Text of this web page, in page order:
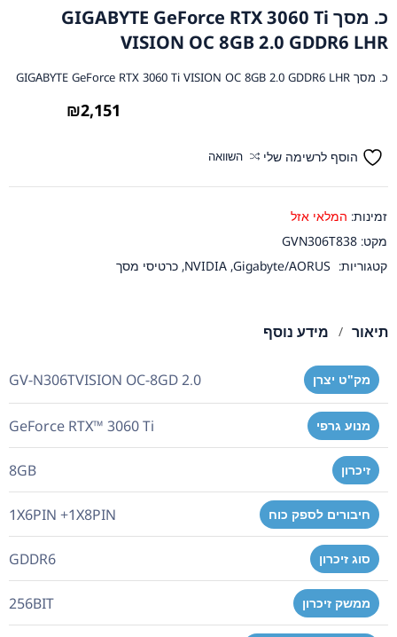
כ. מסך GIGABYTE GeForce RTX 3060 Ti
VISION OC 8GB 2.0 GDDR6 LHR
כ. מסך GIGABYTE GeForce RTX 3060 Ti VISION OC 8GB 2.0 GDDR6 LHR
₪2,151
הוסף לרשימה שלי השוואה
זמינות: המלאי אזל
מקט: GVN306T838
קטגוריות: Gigabyte/AORUS
,
NVIDIA
, כרטיסי מסך
תיאור מידע נוסף
מק"ט יצרן GV-N306TVISION OC-8GD 2.0
מנוע גרפי GeForce RTX™ 3060 Ti
זיכרון 8GB
חיבורים לספק כוח 1X6PIN +1X8PIN
סוג זיכרון GDDR6
ממשק זיכרון 256BIT